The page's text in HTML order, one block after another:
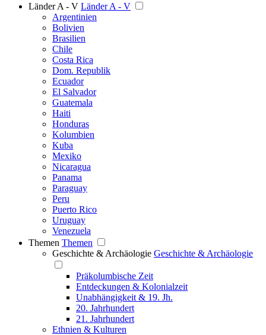
Länder A - V Länder A - V
Argentinien
Bolivien
Brasilien
Chile
Costa Rica
Dom. Republik
Ecuador
El Salvador
Guatemala
Haiti
Honduras
Kolumbien
Kuba
Mexiko
Nicaragua
Panama
Paraguay
Peru
Puerto Rico
Uruguay
Venezuela
Themen Themen
Geschichte & Archäologie Geschichte & Archäologie
Präkolumbische Zeit
Entdeckungen & Kolonialzeit
Unabhängigkeit & 19. Jh.
20. Jahrhundert
21. Jahrhundert
Ethnien & Kulturen